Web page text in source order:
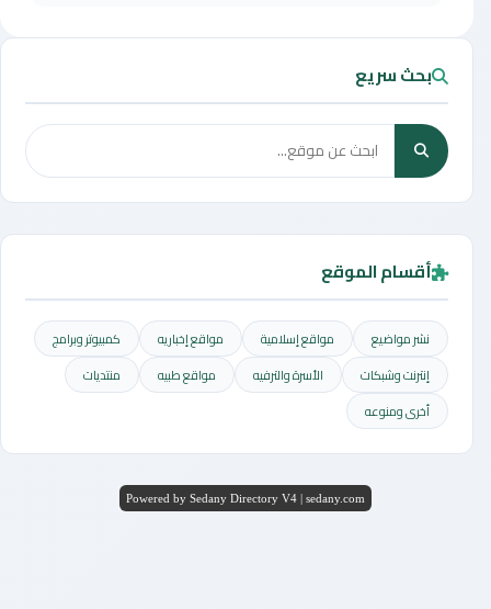
بحث سريع
أقسام الموقع
نشر مواضيع مواقع إسلامية مواقع إخباريه
كمبيوتر وبرامج
إنترنت وشبكات
الأسرة والترفيه مواقع طبيه
منتديات
أخرى ومنوعه
Powered by Sedany Directory V4 | sedany.com